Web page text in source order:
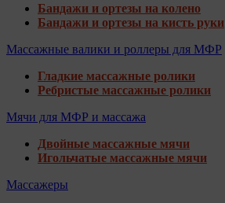
Бандажи и ортезы на колено
Бандажи и ортезы на кисть руки
Массажные валики и роллеры для МФР
Гладкие массажные ролики
Ребристые массажные ролики
Мячи для МФР и массажа
Двойные массажные мячи
Игольчатые массажные мячи
Массажеры